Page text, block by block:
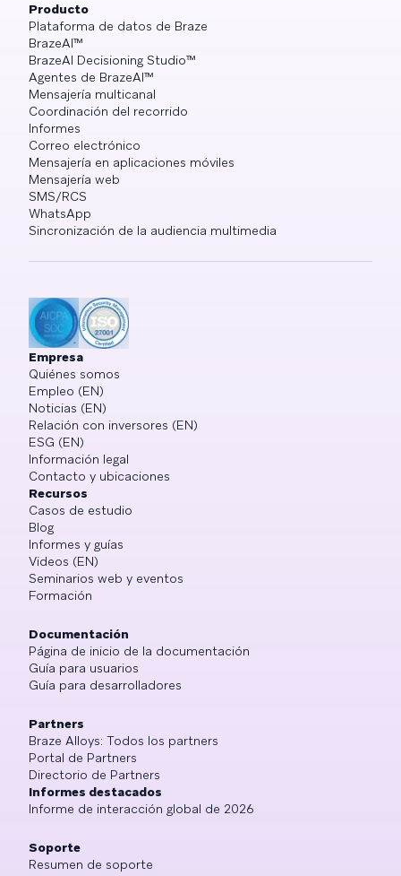
Producto
Plataforma de datos de Braze
BrazeAI™
BrazeAI Decisioning Studio™
Agentes de BrazeAI™
Mensajería multicanal
Coordinación del recorrido
Informes
Correo electrónico
Mensajería en aplicaciones móviles
Mensajería web
SMS/RCS
WhatsApp
Sincronización de la audiencia multimedia
Empresa
Quiénes somos
Empleo (EN)
Noticias (EN)
Relación con inversores (EN)
ESG (EN)
Información legal
Contacto y ubicaciones
Recursos
Casos de estudio
Blog
Informes y guías
Videos (EN)
Seminarios web y eventos
Formación
Documentación
Página de inicio de la documentación
Guía para usuarios
Guía para desarrolladores
Partners
Braze Alloys: Todos los partners
Portal de Partners
Directorio de Partners
Informes destacados
Informe de interacción global de 2026
Soporte
Resumen de soporte